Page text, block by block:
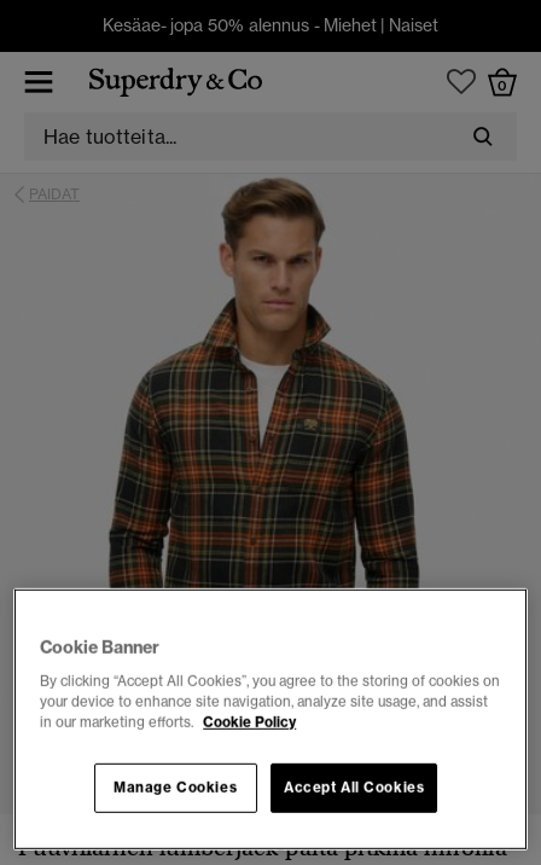
Kesäae- jopa 50% alennus - Miehet | Naiset
0
PAIDAT
Puuvillainen lumberjack-paita pitkillä hihoilla
Cookie Banner
By clicking “Accept All Cookies”, you agree to the storing of cookies on
your device to enhance site navigation, analyze site usage, and assist
in our marketing efforts. Cookie Policy
Accept All Cookies
Manage Cookies